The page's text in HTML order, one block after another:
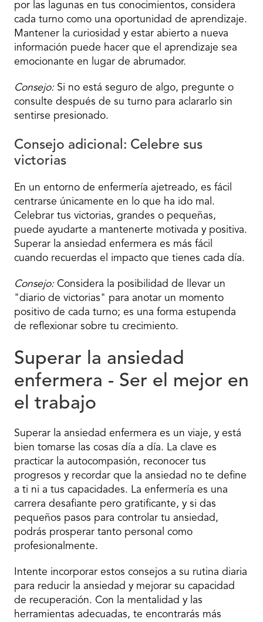
por las lagunas en tus conocimientos, considera
cada turno como una oportunidad de aprendizaje.
Mantener la curiosidad y estar abierto a nueva
información puede hacer que el aprendizaje sea
emocionante en lugar de abrumador.
Consejo:Si no está seguro de algo, pregunte o
consulte después de su turno para aclararlo sin
sentirse presionado.
Consejo adicional: Celebre sus
victorias
En un entorno de enfermería ajetreado, es fácil
centrarse únicamente en lo que ha ido mal.
Celebrar tus victorias, grandes o pequeñas,
puede ayudarte a mantenerte motivada y positiva.
Superar la ansiedad enfermera es más fácil
cuando recuerdas el impacto que tienes cada día.
Consejo:Considera la posibilidad de llevar un
"diario de victorias" para anotar un momento
positivo de cada turno; es una forma estupenda
de reflexionar sobre tu crecimiento.
Superar la ansiedad
enfermera - Ser el mejor en
el trabajo
Superar la ansiedad enfermera es un viaje, y está
bien tomarse las cosas día a día. La clave es
practicar la autocompasión, reconocer tus
progresos y recordar que la ansiedad no te define
a ti ni a tus capacidades. La enfermería es una
carrera desafiante pero gratificante, y si das
pequeños pasos para controlar tu ansiedad,
podrás prosperar tanto personal como
profesionalmente.
Intente incorporar estos consejos a su rutina diaria
para reducir la ansiedad y mejorar su capacidad
de recuperación. Con la mentalidad y las
herramientas adecuadas, te encontrarás más